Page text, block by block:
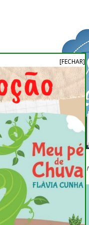
[FECHAR]
o